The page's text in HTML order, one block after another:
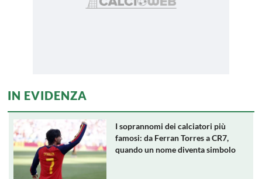
IN EVIDENZA
I soprannomi dei calciatori più
famosi: da Ferran Torres a CR7,
quando un nome diventa simbolo